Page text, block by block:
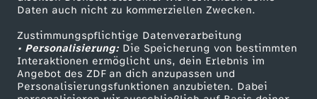
Daten auch nicht zu kommerziellen Zwecken.
Zustimmungspflichtige Datenverarbeitung
• Personalisierung:Die Speicherung von bestimmten
Interaktionen ermöglicht uns, dein Erlebnis im
Angebot des ZDF an dich anzupassen und
Personalisierungsfunktionen anzubieten. Dabei
e
r
ZDFtext
Livestreams
Sendungen A-Z
TV-Programm
Tickets
Zuschauerservice
Hilfe